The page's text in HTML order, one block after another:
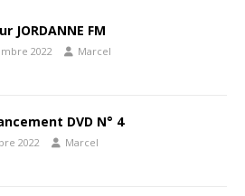
JORDANNE FM
2022 Marcel
DVD N° 4
2022 Marcel